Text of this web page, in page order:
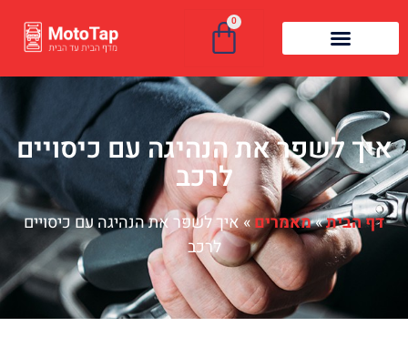
0
איך לשפר את הנהיגה עם כיסויים
לרכב
דף הבית»מאמרים»איך לשפר את הנהיגה עם כיסויים
לרכב